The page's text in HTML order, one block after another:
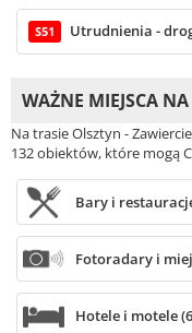
S51 Utrudnienia -
WAŻNE MIEJSCA
Na trasie Olsztyn -
132 obiektów, które mogą
Bary i
Fotoradary i
Hotele i motele